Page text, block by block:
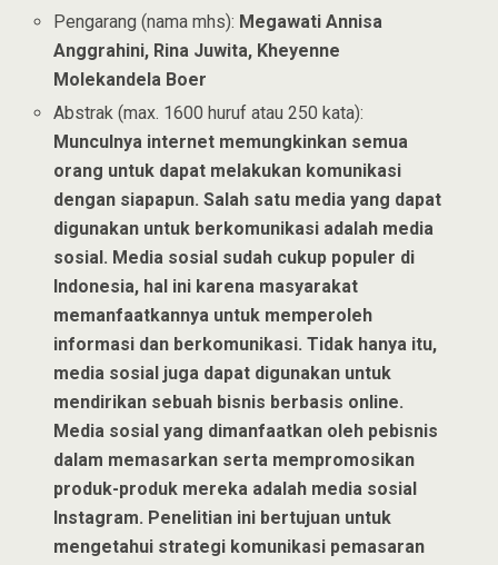
Pengarang (nama mhs): Megawati Annisa
Anggrahini, Rina Juwita, Kheyenne
Molekandela Boer
Abstrak (max. 1600 huruf atau 250 kata):
Munculnya internet memungkinkan semua
orang untuk dapat melakukan komunikasi
dengan siapapun. Salah satu media yang dapat
digunakan untuk berkomunikasi adalah media
sosial. Media sosial sudah cukup populer di
Indonesia, hal ini karena masyarakat
memanfaatkannya untuk memperoleh
informasi dan berkomunikasi. Tidak hanya itu,
media sosial juga dapat digunakan untuk
mendirikan sebuah bisnis berbasis online.
Media sosial yang dimanfaatkan oleh pebisnis
dalam memasarkan serta mempromosikan
produk-produk mereka adalah media sosial
Instagram. Penelitian ini bertujuan untuk
mengetahui strategi komunikasi pemasaran